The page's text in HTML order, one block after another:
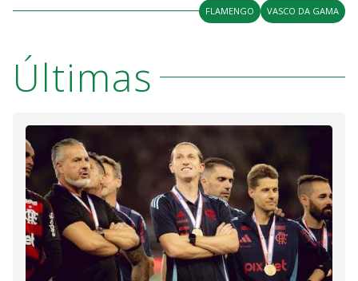
FLAMENGO VASCO DA GAMA
Últimas